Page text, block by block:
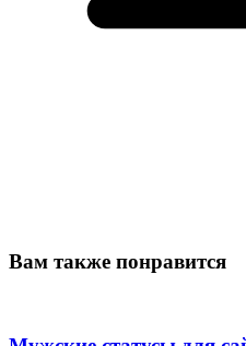
Вам также понравится